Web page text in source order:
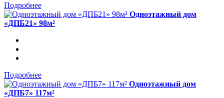
Подробнее
Одноэтажный дом
«ДПБ21» 98м²
Подробнее
Одноэтажный дом
«ДПБ7» 117м²